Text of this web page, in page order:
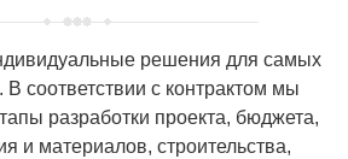
решения для самых
соответствии с контрактом мы
разработки проекта, бюджета,
и материалов, строительства,